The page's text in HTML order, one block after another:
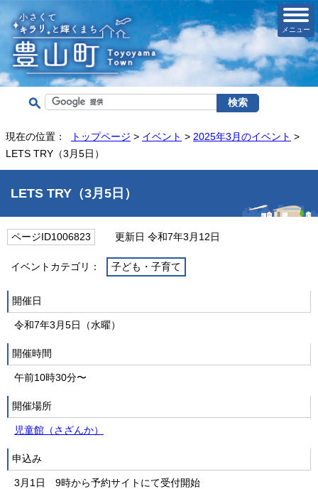
メニュー
現在の位置： トップページ > イベント > 2025年3月のイベント >
LETS TRY（3月5日）
LETS TRY（3月5日）
ページID1006823 更新日 令和7年3月12日
イベントカテゴリ： 子ども・子育て
開催日
令和7年3月5日（水曜）
開催時間
午前10時30分〜
開催場所
児童館（さざんか）
申込み
3月1日 9時から予約サイトにて受付開始